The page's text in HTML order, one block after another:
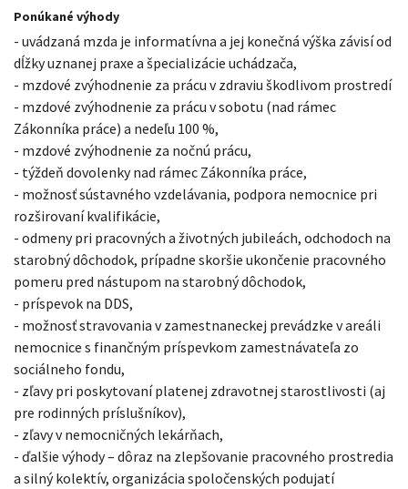
Ponúkané výhody
- uvádzaná mzda je informatívna a jej konečná výška závisí od
dĺžky uznanej praxe a špecializácie uchádzača,
- mzdové zvýhodnenie za prácu v zdraviu škodlivom prostredí
- mzdové zvýhodnenie za prácu v sobotu (nad rámec
Zákonníka práce) a nedeľu 100 %,
- mzdové zvýhodnenie za nočnú prácu,
- týždeň dovolenky nad rámec Zákonníka práce,
- možnosť sústavného vzdelávania, podpora nemocnice pri
rozširovaní kvalifikácie,
- odmeny pri pracovných a životných jubileách, odchodoch na
starobný dôchodok, prípadne skoršie ukončenie pracovného
pomeru pred nástupom na starobný dôchodok,
- príspevok na DDS,
- možnosť stravovania v zamestnaneckej prevádzke v areáli
nemocnice s finančným príspevkom zamestnávateľa zo
sociálneho fondu,
- zľavy pri poskytovaní platenej zdravotnej starostlivosti (aj
pre rodinných príslušníkov),
- zľavy v nemocničných lekárňach,
- ďalšie výhody – dôraz na zlepšovanie pracovného prostredia
a silný kolektív, organizácia spoločenských podujatí